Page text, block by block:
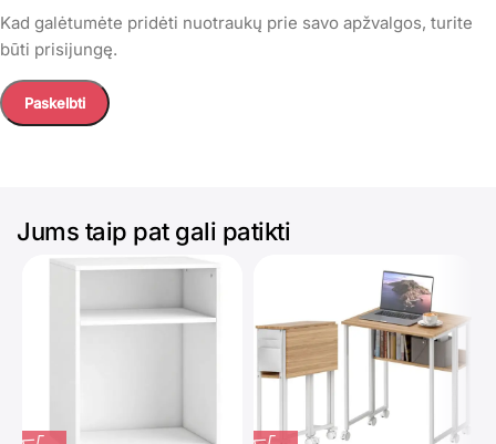
Kad galėtumėte pridėti nuotraukų prie savo apžvalgos, turite
būti prisijungę.
Jums taip pat gali patikti